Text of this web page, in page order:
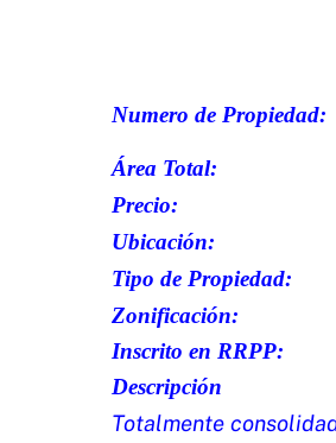
Numero de Propiedad:
Área Total:
Precio:
Ubicación:
Tipo de Propiedad:
Zonificación:
Inscrito en RRPP:
Descripción
Totalmente